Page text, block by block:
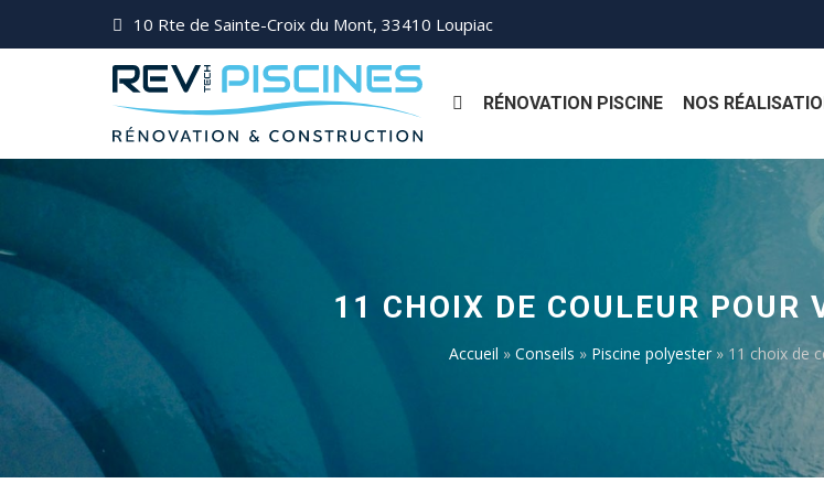
10 Rte de Sainte-Croix du Mont, 33410 Loupiac
RÉNOVATION PISCINE NOS
11 CHOIX DE COULEUR POUR
Accueil » Conseils » Piscine polyester» 11 choix de